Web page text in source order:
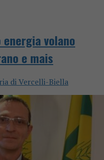
volano
e mais
di Vercelli-Biella